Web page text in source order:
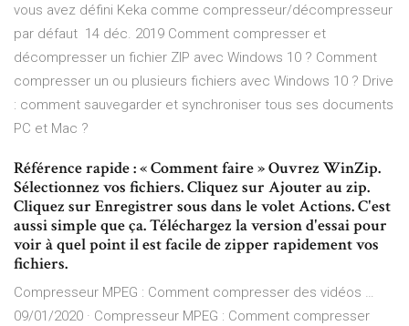
vous avez défini Keka comme compresseur/décompresseur
par défaut 14 déc. 2019 Comment compresser et
décompresser un fichier ZIP avec Windows 10 ? Comment
compresser un ou plusieurs fichiers avec Windows 10 ? Drive
: comment sauvegarder et synchroniser tous ses documents
PC et Mac ?
Référence rapide : « Comment faire » Ouvrez WinZip.
Sélectionnez vos fichiers. Cliquez sur Ajouter au zip.
Cliquez sur Enregistrer sous dans le volet Actions. C'est
aussi simple que ça. Téléchargez la version d'essai pour
voir à quel point il est facile de zipper rapidement vos
fichiers.
Compresseur MPEG : Comment compresser des vidéos …
09/01/2020 · Compresseur MPEG : Comment compresser